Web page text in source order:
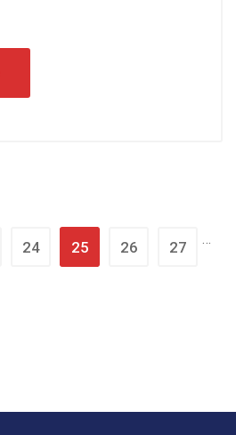
24 25 26 27 …